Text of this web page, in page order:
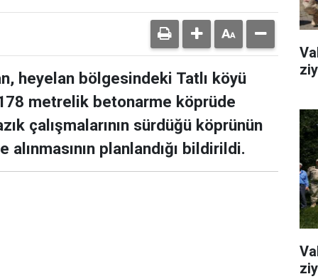
heyelan bölgesindeki Tatlı köyü
metrelik betonarme köprüde
çalışmalarının sürdüğü köprünün
planlandığı bildirildi.